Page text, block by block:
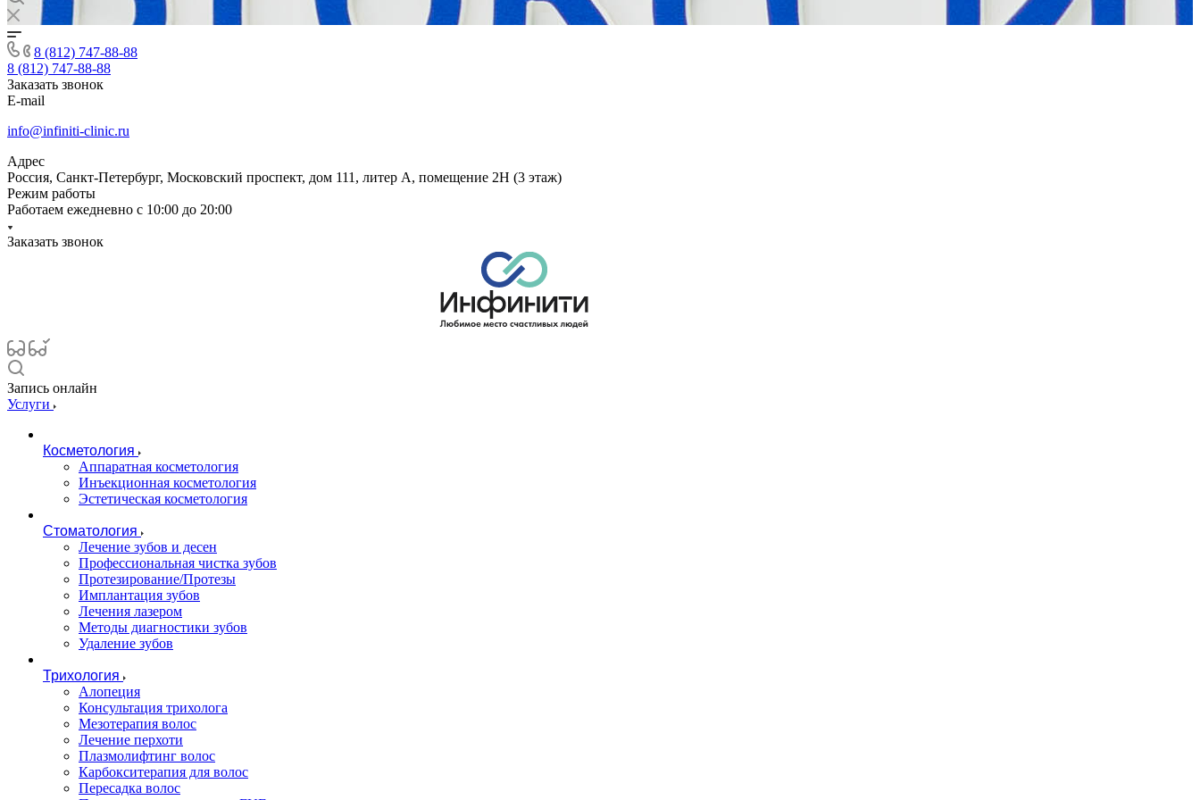
8 (812) 747-88-88
8 (812) 747-88-88
Заказать звонок
E-mail
info@infiniti-clinic.ru
Адрес
Россия, Санкт-Петербург, Московский проспект, дом 111, литер А, помещение 2Н (3 этаж)
Режим работы
Работаем ежедневно с 10:00 до 20:00
Заказать звонок
Запись онлайн
Услуги
Косметология
Аппаратная косметология
Инъекционная косметология
Эстетическая косметология
Стоматология
Лечение зубов и десен
Профессиональная чистка зубов
Протезирование/Протезы
Имплантация зубов
Лечения лазером
Методы диагностики зубов
Удаление зубов
Трихология
Алопеция
Консультация трихолога
Мезотерапия волос
Лечение перхоти
Плазмолифтинг волос
Карбокситерапия для волос
Пересадка волос